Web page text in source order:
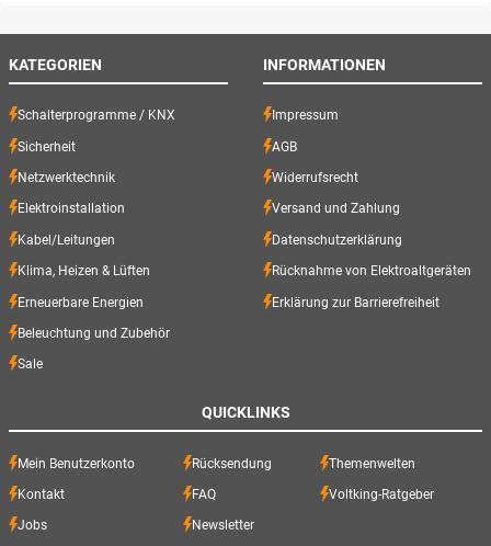
KATEGORIEN
Schalterprogramme / KNX
Sicherheit
Netzwerktechnik
Elektroinstallation
Kabel/Leitungen
Klima, Heizen & Lüften
Erneuerbare Energien
Beleuchtung und Zubehör
Sale
INFORMATIONEN
Impressum
AGB
Widerrufsrecht
Versand und Zahlung
Datenschutzerklärung
Rücknahme von Elektroaltgeräten
Erklärung zur Barrierefreiheit
QUICKLINKS
Mein Benutzerkonto Rücksendung Themenwelten
Kontakt FAQ Voltking-Ratgeber
Jobs Newsletter